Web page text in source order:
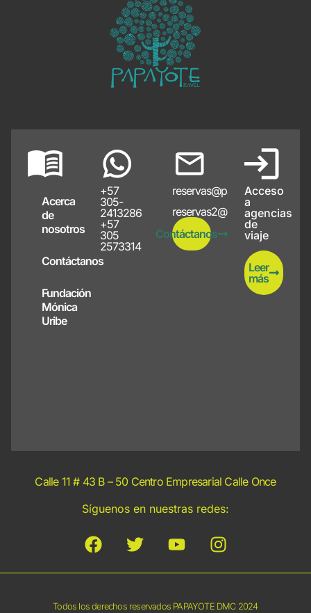
Acerca
de
nosotros
Contáctanos
Fundación
Mónica
Uribe
+57
305-
2413286
+57
305
2573314
reservas@papayote.com
reservas2@papayote.com
Contáctanos
Acceso
a
agencias
de
viaje
Leer
más
Calle 11 # 43 B – 50 Centro Empresarial Calle Once
Síguenos en nuestras redes:
Todos los derechos reservados PAPAYOTE DMC 2024